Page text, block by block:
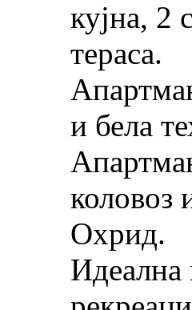
кујна, 2
тераса.
и бела
коловоз
Охрид.
Идеална